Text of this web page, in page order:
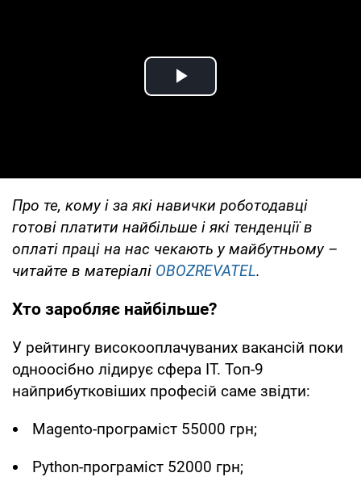
Play Video
Про те, кому і за які навички роботодавці
готові платити найбільше і які тенденції в
оплаті праці на нас чекають у майбутньому –
читайте в матеріалі OBOZREVATEL.
Хто заробляє найбільше?
У рейтингу високооплачуваних вакансій поки
одноосібно лідирує сфера IT. Топ-9
найприбутковіших професій саме звідти:
Magento-програміст 55000 грн;
Python-програміст 52000 грн;